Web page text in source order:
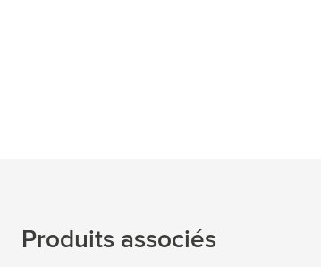
Produits associés